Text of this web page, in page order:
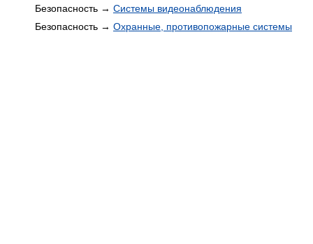
Безопасность → Системы видеонаблюдения
Безопасность → Охранные, противопожарные системы